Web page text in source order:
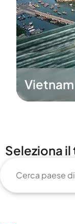
Vietnam
Seleziona